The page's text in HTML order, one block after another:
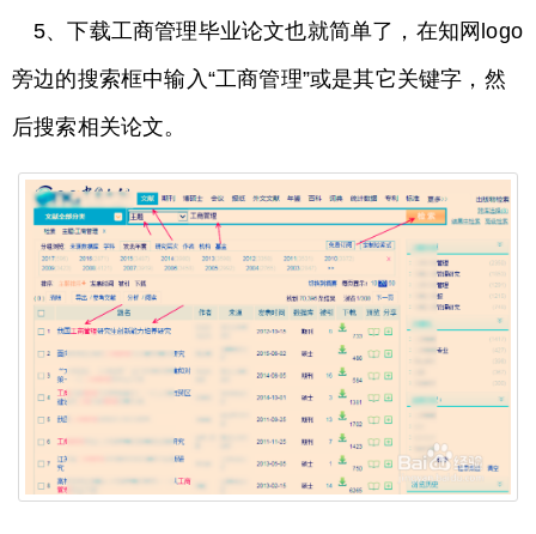
5、下载工商管理毕业论文也就简单了，在知网logo
旁边的搜索框中输入“工商管理”或是其它关键字，然
后搜索相关论文。